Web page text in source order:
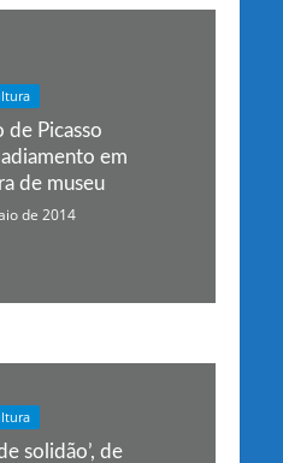
de Picasso
em
de museu
de 2014
solidão’, de